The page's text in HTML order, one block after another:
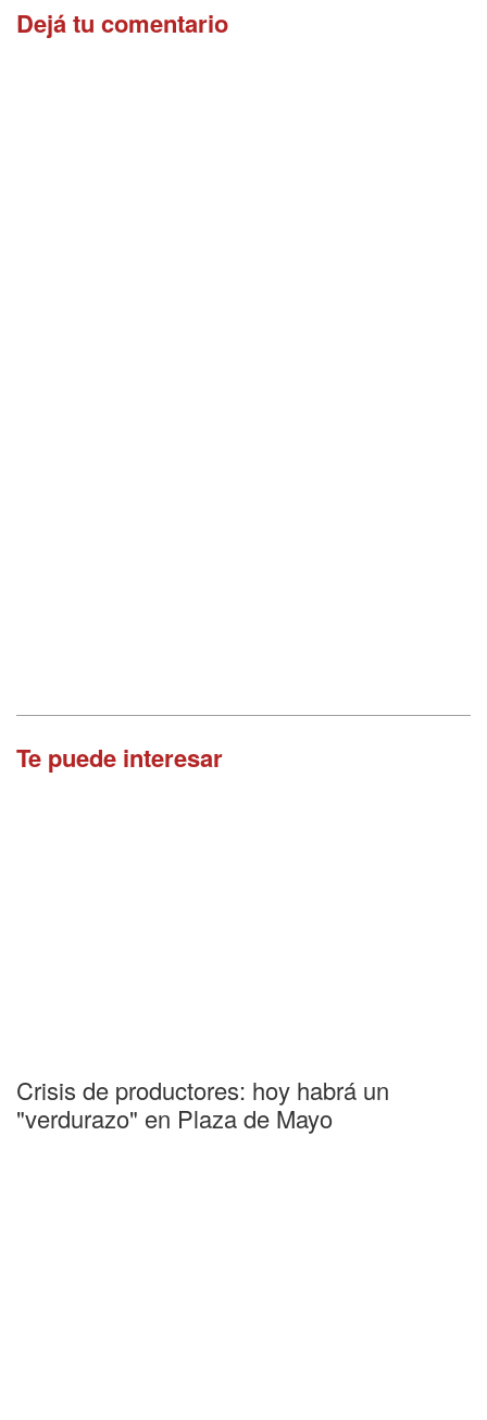
Dejá tu comentario
Te puede interesar
Crisis de productores: hoy habrá un
"verdurazo" en Plaza de Mayo